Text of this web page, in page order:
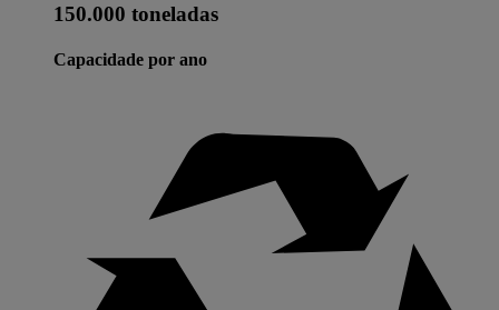
150.000 toneladas
Capacidade por ano